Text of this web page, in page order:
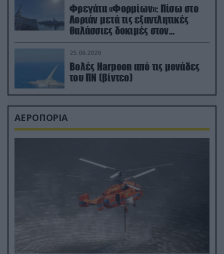
Φρεγάτα «Φορμίων»: Πίσω στο
Λοριάν μετά τις εξαντλητικές
θαλάσσιες δοκιμές στον
απαιτητικό Βισκαϊκό
25.06.2026
Βολές Harpoon από τις μονάδες
του ΠΝ (βίντεο)
ΑΕΡΟΠΟΡΙΑ